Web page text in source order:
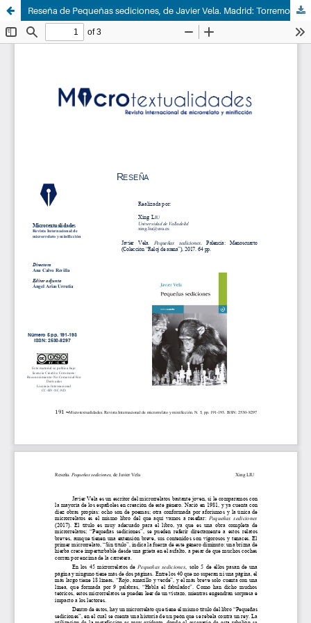
Reseña de Pequeñas sediciones, de Javier Vela. Madrid: Torremozas, 2015. ISBN: 978-8415740469